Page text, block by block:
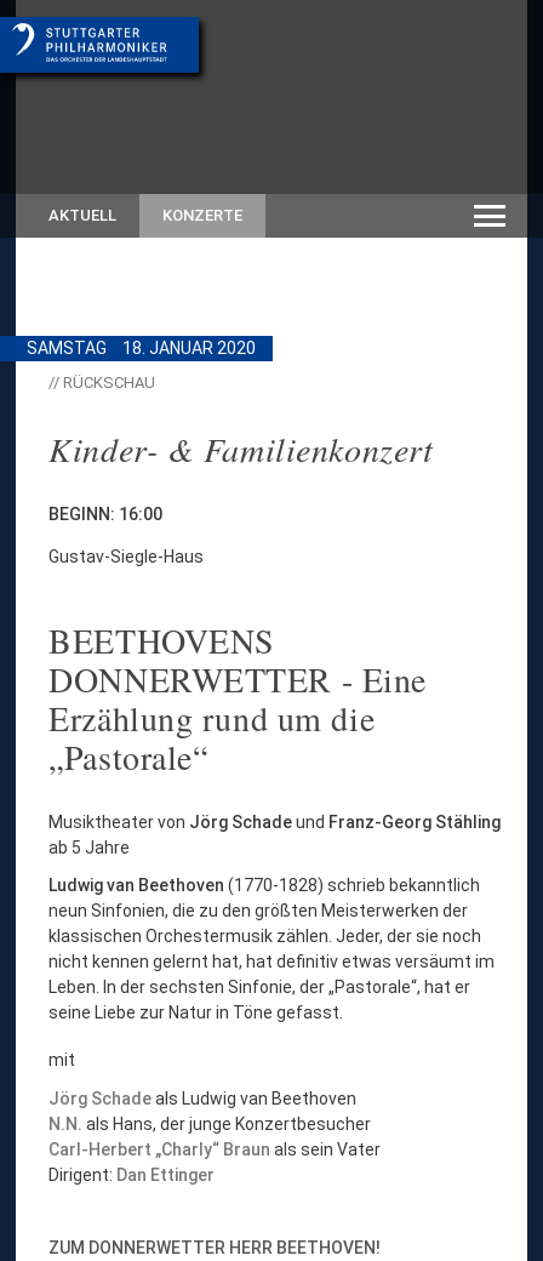
AKTUELL KONZERTE
SAMSTAG 18. JANUAR 2020
// RÜCKSCHAU
Kinder- & Familienkonzert
BEGINN: 16:00
Gustav-Siegle-Haus
BEETHOVENS
DONNERWETTER - Eine
Erzählung rund um die
„Pastorale“
Musiktheater von Jörg Schadeund Franz-Georg Stähling
ab 5 Jahre
Ludwig van Beethoven (1770-1828) schrieb bekanntlich
neun Sinfonien, die zu den größten Meisterwerken der
klassischen Orchestermusik zählen. Jeder, der sie noch
nicht kennen gelernt hat, hat definitiv etwas versäumt im
Leben. In der sechsten Sinfonie, der „Pastorale“, hat er
seine Liebe zur Natur in Töne gefasst.
mit
Jörg Schadeals Ludwig van Beethoven
N.N. als Hans, der junge Konzertbesucher
Carl-Herbert „Charly“ Braun als sein Vater
Dirigent: Dan Ettinger
ZUM DONNERWETTER HERR BEETHOVEN!